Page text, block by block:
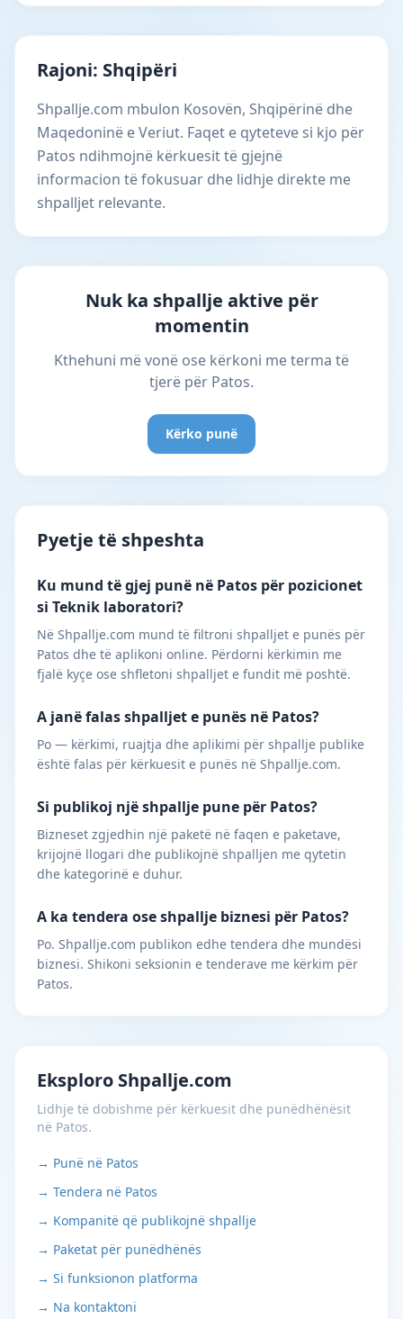
Rajoni: Shqipëri
Shpallje.com mbulon Kosovën, Shqipërinë dhe
Maqedoninë e Veriut. Faqet e qyteteve si kjo për
Patos ndihmojnë kërkuesit të gjejnë
informacion të fokusuar dhe lidhje direkte me
shpalljet relevante.
Nuk ka shpallje aktive për
momentin
Kthehuni më vonë ose kërkoni me terma të
tjerë për Patos.
Kërko punë
Pyetje të shpeshta
Ku mund të gjej punë në Patos për pozicionet
si Teknik laboratori?
Në Shpallje.com mund të filtroni shpalljet e punës për
Patos dhe të aplikoni online. Përdorni kërkimin me
fjalë kyçe ose shfletoni shpalljet e fundit më poshtë.
A janë falas shpalljet e punës në Patos?
Po — kërkimi, ruajtja dhe aplikimi për shpallje publike
është falas për kërkuesit e punës në Shpallje.com.
Si publikoj një shpallje pune për Patos?
Bizneset zgjedhin një paketë në faqen e paketave,
krijojnë llogari dhe publikojnë shpalljen me qytetin
dhe kategorinë e duhur.
A ka tendera ose shpallje biznesi për Patos?
Po. Shpallje.com publikon edhe tendera dhe mundësi
biznesi. Shikoni seksionin e tenderave me kërkim për
Patos.
Eksploro Shpallje.com
Lidhje të dobishme për kërkuesit dhe punëdhënësit
në Patos.
→ Punë në Patos
→ Tendera në Patos
→ Kompanitë që publikojnë shpallje
→ Paketat për punëdhënës
→ Si funksionon platforma
→ Na kontaktoni